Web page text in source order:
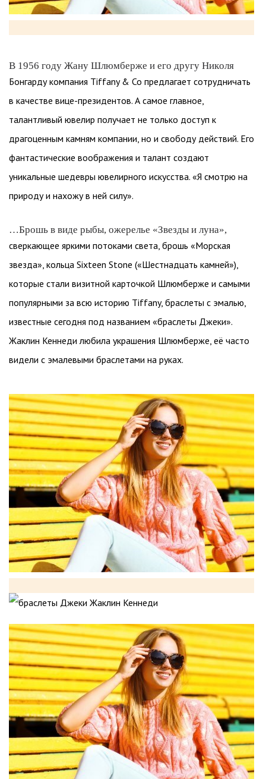
В 1956 году Жану Шлюмберже и его другу Николя
Бонгарду компания Tiffany & Co предлагает сотрудничать
в качестве вице-президентов. А самое главное,
талантливый ювелир получает не только доступ к
драгоценным камням компании, но и свободу действий. Его
фантастические воображения и талант создают
уникальные шедевры ювелирного искусства. «Я смотрю на
природу и нахожу в ней силу».
…Брошь в виде рыбы, ожерелье «Звезды и луна»,
сверкающее яркими потоками света, брошь «Морская
звезда», кольца Sixteen Stone («Шестнадцать камней»),
которые стали визитной карточкой Шлюмберже и самыми
популярными за всю историю Tiffany, браслеты с эмалью,
известные сегодня под названием «браслеты Джеки».
Жаклин Кеннеди любила украшения Шлюмберже, её часто
видели с эмалевыми браслетами на руках.